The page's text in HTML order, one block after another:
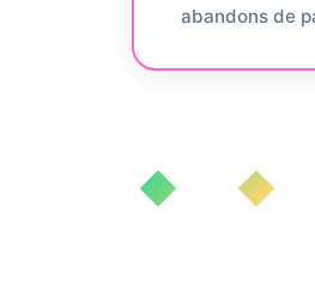
abandons de
◆ ◆